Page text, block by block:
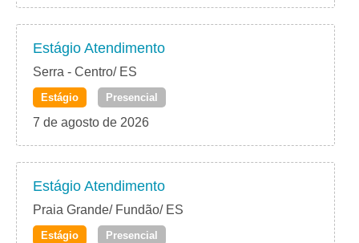
Estágio Atendimento
Serra - Centro/ ES
Estágio Presencial
7 de agosto de 2026
Estágio Atendimento
Praia Grande/ Fundão/ ES
Estágio Presencial